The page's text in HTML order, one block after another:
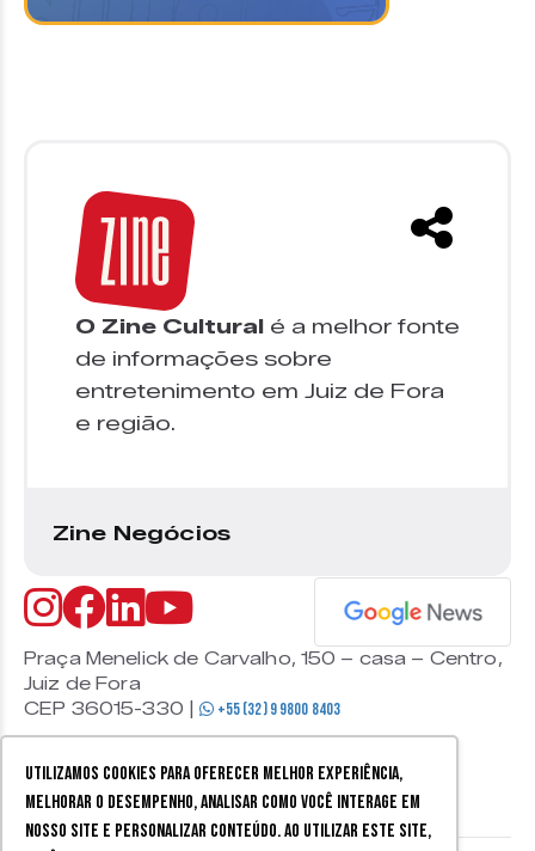
Utilizamos cookies para oferecer melhor experiência,
melhorar o desempenho, analisar como você interage em
nosso site e personalizar conteúdo. Ao utilizar este site,
O Zine Cultural é a melhor fonte
de informações sobre
entretenimento em Juiz de Fora
e região.
Zine Negócios
Praça Menelick de Carvalho, 150 – casa – Centro,
Juiz de Fora
CEP 36015-330 |
+55 (32) 9 9800 8403